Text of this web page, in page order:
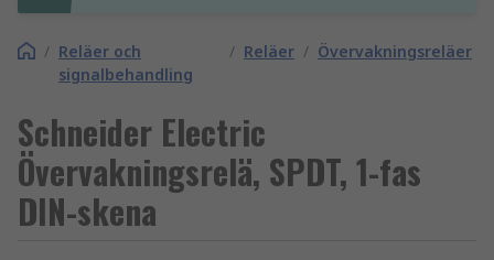
/ Reläer och
signalbehandling
/ Reläer / Övervakningsreläer
Schneider Electric
Övervakningsrelä, SPDT, 1-fas
DIN-skena